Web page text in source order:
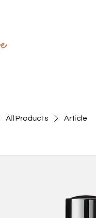
All Products Article